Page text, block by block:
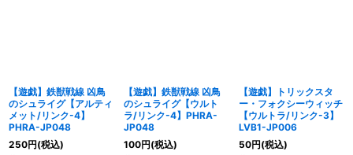
【遊戯】鉄獣戦線 凶鳥
のシュライグ【アルティ
メット/リンク-4】
PHRA-JP048
250円(税込)
【遊戯】鉄獣戦線 凶鳥
のシュライグ【ウルト
ラ/リンク-4】PHRA-
JP048
100円(税込)
【遊戯】トリックスタ
ー・フォクシーウィッチ
【ウルトラ/リンク-3】
LVB1-JP006
50円(税込)